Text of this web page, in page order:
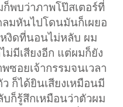
พบว่าภาพโป๊สเตอร์ที่
มหันไปโดนมันก็เผยอ
งิดที่นอนไม่หลับ ผม
ม่มีเสียงอีก แต่ผมก็ยัง
ซอยเจ้ากรรมจนเวลา
ก็ได้ยินเสียงเหมือนมี
ก็รู้สึกเหมือนว่าตัวผม